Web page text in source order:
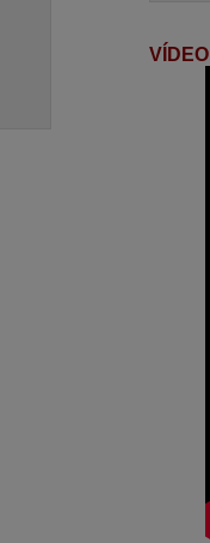
VÍDEO